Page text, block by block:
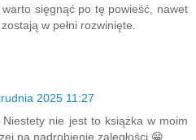
sięgnąć po tę powieść, nawet
w pełni rozwinięte.
2025 11:27
nie jest to książka w moim
na nadrobienie zaległości 😁